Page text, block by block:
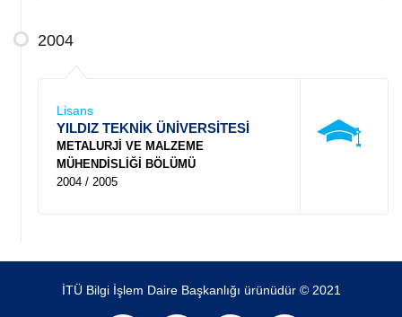
2004
Lisans
YILDIZ TEKNİK ÜNİVERSİTESİ
METALURJİ VE MALZEME
MÜHENDİSLİĞİ BÖLÜMÜ
2004 / 2005
İTÜ Bilgi İşlem Daire Başkanlığı ürünüdür © 2021